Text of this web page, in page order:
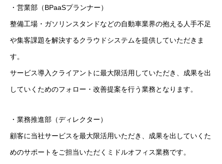
・営業部（BPaaSプランナー）
整備工場・ガソリンスタンドなどの自動車業界の抱える人手不足
や集客課題を解決するクラウドシステムを提供していただきま
す。
サービス導入クライアントに最大限活用していただき、成果を出
していくためのフォロー・改善提案を行う業務となります。
・業務推進部（ディレクター）
顧客に当社サービスを最大限活用いただき、成果を出していくた
めのサポートをご担当いただくミドルオフィス業務です。